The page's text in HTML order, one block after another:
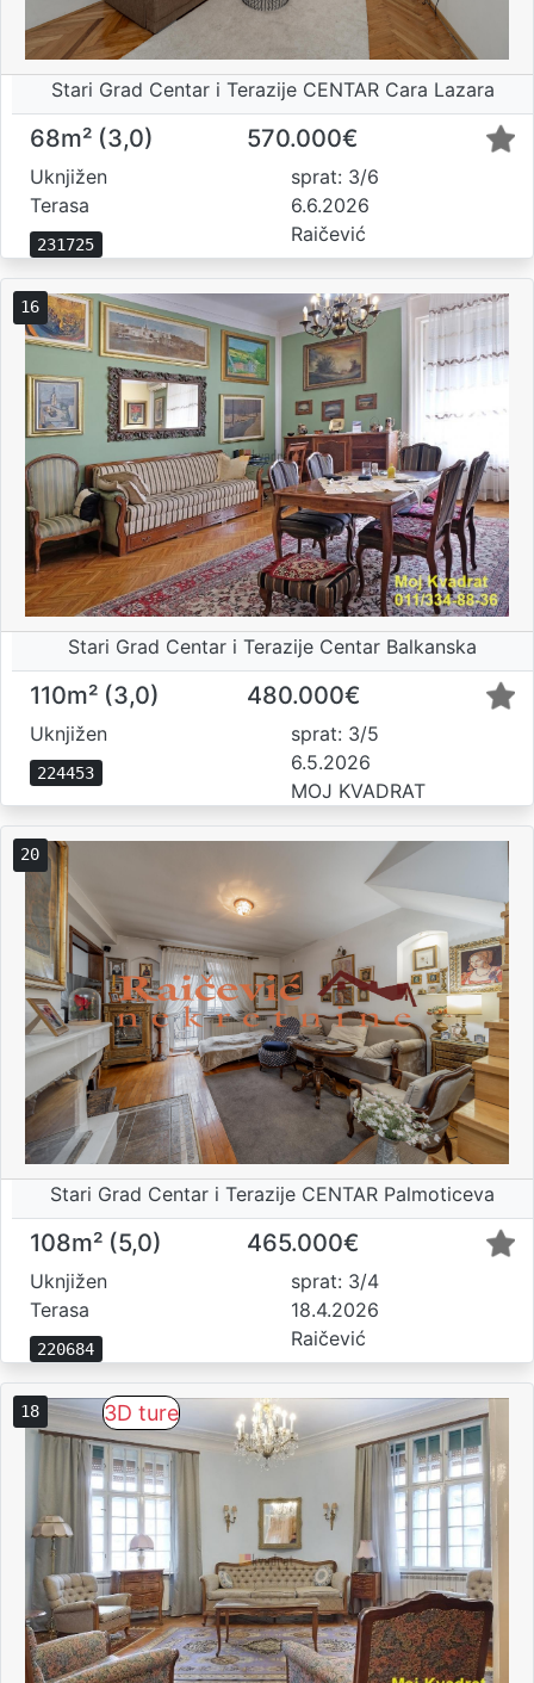
Stari Grad Centar i Terazije CENTAR Cara Lazara
68m² (3,0) 570.000€
Uknjižen
Terasa
231725
sprat: 3/6
6.6.2026
Raičević
16
Stari Grad Centar i Terazije Centar Balkanska
110m² (3,0) 480.000€
Uknjižen
224453
sprat: 3/5
6.5.2026
MOJ KVADRAT
20
Stari Grad Centar i Terazije CENTAR Palmoticeva
108m² (5,0) 465.000€
Uknjižen
Terasa
220684
sprat: 3/4
18.4.2026
Raičević
18 3D ture